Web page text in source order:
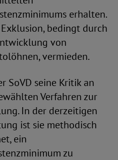
erhalten.
bedingt durch
von
vermieden.
SoVD seine Kritik an
Verfahren zur
In der derzeitigen
ist sie methodisch
ein
zu